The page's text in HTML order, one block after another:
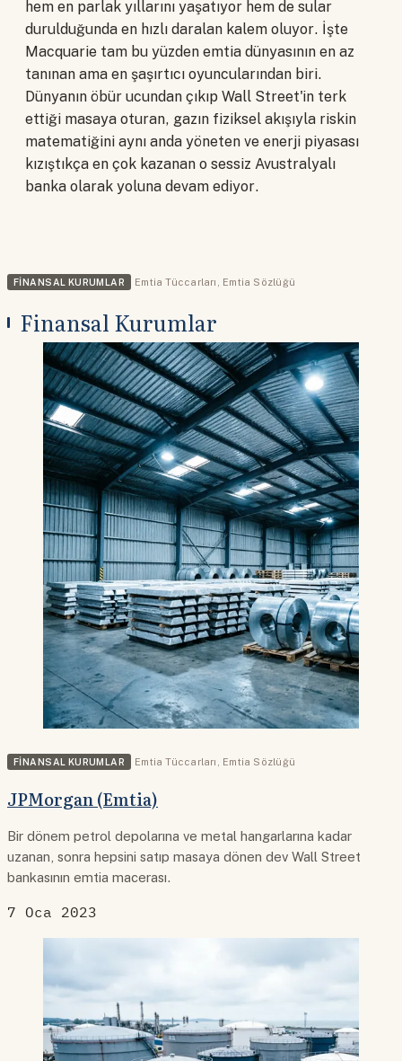
hem en parlak yıllarını yaşatıyor hem de sular
durulduğunda en hızlı daralan kalem oluyor. İşte
Macquarie tam bu yüzden emtia dünyasının en az
tanınan ama en şaşırtıcı oyuncularından biri.
Dünyanın öbür ucundan çıkıp Wall Street'in terk
ettiği masaya oturan, gazın fiziksel akışıyla riskin
matematiğini aynı anda yöneten ve enerji piyasası
kızıştıkça en çok kazanan o sessiz Avustralyalı
banka olarak yoluna devam ediyor.
FINANSAL KURUMLAR Emtia Tüccarları , Emtia Sözlüğü
Finansal Kurumlar
FINANSAL KURUMLAR Emtia Tüccarları , Emtia Sözlüğü
JPMorgan (Emtia)
Bir dönem petrol depolarına ve metal hangarlarına kadar
uzanan, sonra hepsini satıp masaya dönen dev Wall Street
bankasının emtia macerası.
7 Oca 2023